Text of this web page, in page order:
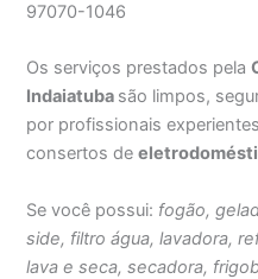
97070-1046
Os serviços prestados pela
Indaiatuba são limpos,
por profissionais
consertos de
Se você possui: fogão,
side, filtro água, lavadora,
lava e seca, secadora,